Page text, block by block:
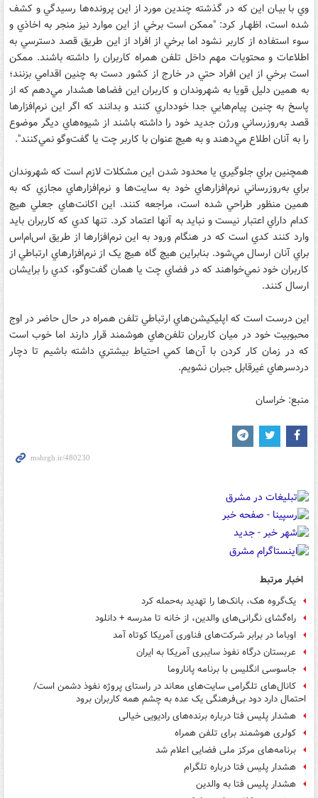
وي با بيـان اين که در گذشته چندين مورد از اين پرونده‌ها رسيدگي و کشف
شده است، اظهـار کرد: "ممکن است ‌برخي از اين موارد نيز منجر به اخاذي و
سوء استفاده از کاربر نشود اما برخي از افراد از اين طريق قصد دسترسي به
اطلاعات و محتويات مهم داخل تلفن همراه کاربران را داشته باشند. ممکن
است برخي از اين افراد حتي در خارج از کشور دست به چنين اقدامي بزنند؛
به همين دليل قويا به شهروندان و کاربران اين فضاها هشدار مي‌دهم که از
پاسخ به چنين پيام‌هايي جدا خودداري کنند و بدانند که اگر اين نرم‌افزارها
قصد به‌روزرساني ورژن جديد خود را داشته باشند از شيوه‌هاي ديگر موضوع
را به آنان اطلاع مي‌دهند و به هيچ عنوان با کاربر چت يا گفت‌وگو نمي‌کنند".
همچنين براي جلوگيري يا محدود شدن اين مشکلات لازم است که شهروندان
براي به‌روزرساني نرم‌افزارهاي خود به سايت‌ها و نرم‌افزارهاي مجازي که به
همين منظور طراحي شده است، مراجعه کنند. اين اکانت‌هاي جعلي هيچ
کدام داراي اعتبار نيست و نبايد به آنها اعتماد کرد. تنها کدي که کاربران بايد
وارد کنند کدي است که در هنگام ورود به اين نرم‌افزارها از طريق اس‌ام‌اس
براي آنان ارسال مي‌شود. بنابراين هيچ گاه هيچ يک از نرم‌افزارهاي ارتباطي از
کاربران خود نمي‌خواهند که در فضاي چت يا همان گفت‌وگو، کدي را برايشان
ارسال کنند.
اين درسـت است که اپليکيشن‌هاي ارتباطي تلفن همراه در حال حاضر در اوج
محبوبيت خود در ميان کاربران تلفن‌هاي هوشمند قرار دارند اما خوب است
که در زمان کار کردن با آن‌ها کمي احتياط بيشتري داشته باشيم تا دچار
دردسرهاي غيرقابل جبران نشويم.
منبع: خراسان
اخبار مرتبط
یک‌گروه هک، بانک‌ها را تهدید به‌حمله کرد
راه‌گشای نگرانی‌های والدین، از خانه تا مدرسه + دانلود
اوباما در برابر شرکت‌های فناوری آمریکا کوتاه آمد
عربستان درگاه نفوذ سایبری آمریکا به ایران
جاسوسی انگلیس با برنامه‌ پاناروما
کانال‌های تلگرامی سایت‌های معاند در راستای پروژه نفوذ دشمن است/
احتمال دارد دود بی‌فرهنگی یک عده به چشم همه کاربران برود
هشدار پلیس فتا درباره برنده‌های رادیویی خیالی
کولری هوشمند برای تلفن همراه
برنامه‌های مرکز ملی فضایی اعلام شد
هشدار پلیس فتا درباره تلگرام
هشدار پلیس فتا به والدین